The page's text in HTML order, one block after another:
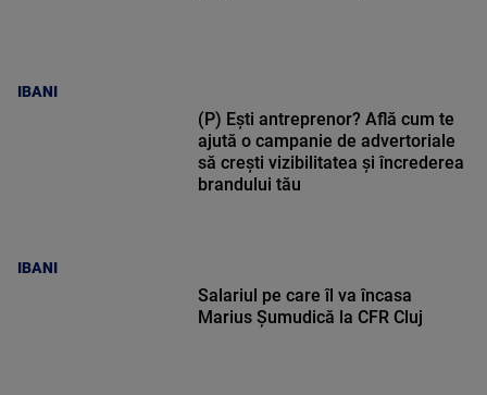
IBANI
IBANI
(P) Ești antreprenor? Află cum te
ajută o campanie de advertoriale
să crești vizibilitatea și încrederea
brandului tău
Salariul pe care îl va încasa
Marius Șumudică la CFR Cluj